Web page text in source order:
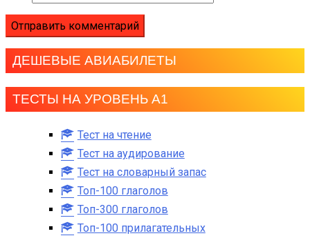
ДЕШЕВЫЕ АВИАБИЛЕТЫ
ТЕСТЫ НА УРОВЕНЬ А1
Тест на чтение
Тест на аудирование
Тест на словарный запас
Топ-100 глаголов
Топ-300 глаголов
Топ-100 прилагательных